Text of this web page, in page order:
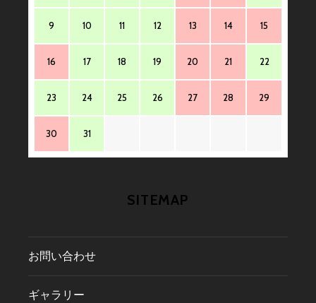
9 10 11 12 13 14 15
16 17 18 19 20 21 22
23 24 25 26 27 28 29
30 31
SITEMAP
お問い合わせ
ギャラリー